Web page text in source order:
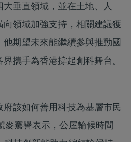
垂直領域，並在土地、人
領域加強支持，相關建議獲
期望未來能繼續參與推動國
攜手為香港撐起創科舞台。
該如何善用科技為基層市民
麥騫譽表示，公屋輪候時間